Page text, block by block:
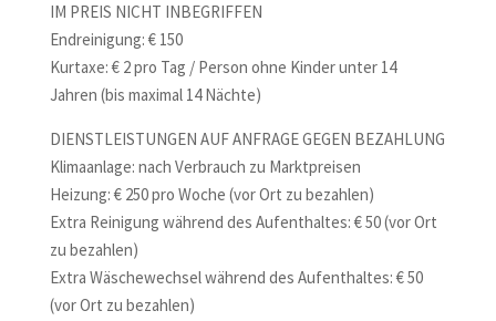
IM PREIS NICHT INBEGRIFFEN
Endreinigung: € 150
Kurtaxe: € 2 pro Tag / Person ohne Kinder unter 14
Jahren (bis maximal 14 Nächte)
DIENSTLEISTUNGEN AUF ANFRAGE GEGEN BEZAHLUNG
Klimaanlage: nach Verbrauch zu Marktpreisen
Heizung: € 250 pro Woche (vor Ort zu bezahlen)
Extra Reinigung während des Aufenthaltes: € 50 (vor Ort
zu bezahlen)
Extra Wäschewechsel während des Aufenthaltes: € 50
(vor Ort zu bezahlen)